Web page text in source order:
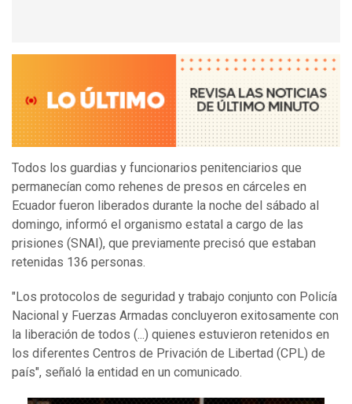
Todos los guardias y funcionarios penitenciarios que
permanecían como rehenes de presos en cárceles en
Ecuador fueron liberados durante la noche del sábado al
domingo, informó el organismo estatal a cargo de las
prisiones (SNAI), que previamente precisó que estaban
retenidas 136 personas.
"Los protocolos de seguridad y trabajo conjunto con Policía
Nacional y Fuerzas Armadas concluyeron exitosamente con
la liberación de todos (...) quienes estuvieron retenidos en
los diferentes Centros de Privación de Libertad (CPL) de
país", señaló la entidad en un comunicado.